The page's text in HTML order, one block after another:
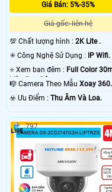
Giá Bán: 5%-35%
Giá gốc: liên hệ
💯 Chất lượng hình : 2K Lite .
✳️ Công Nghệ Sử Dụng :
IP Wifi.
⭐ Xem ban đêm : Full Color
Màu Ban Ðêm.
🎼️ Camera Theo Mẫu Xoay 360.
️☣️ Ưu Điểm : Thu Âm Và Loa.
797